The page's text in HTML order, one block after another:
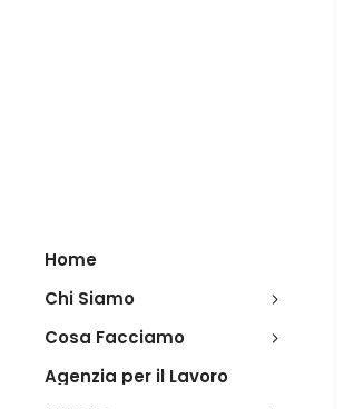
Home
Chi Siamo
Cosa Facciamo
Agenzia per il Lavoro